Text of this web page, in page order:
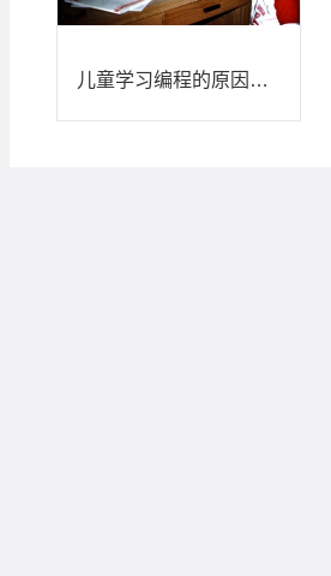
儿童学习编程的原因及方法 - 朗尊软件，企业级电商平台提供商